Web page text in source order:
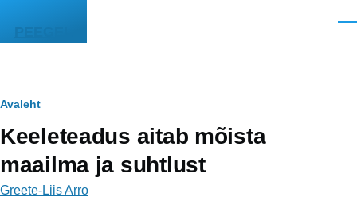
PEEGEL
Leivapuru
Avaleht
Keeleteadus aitab mõista
maailma ja suhtlust
Greete-Liis Arro